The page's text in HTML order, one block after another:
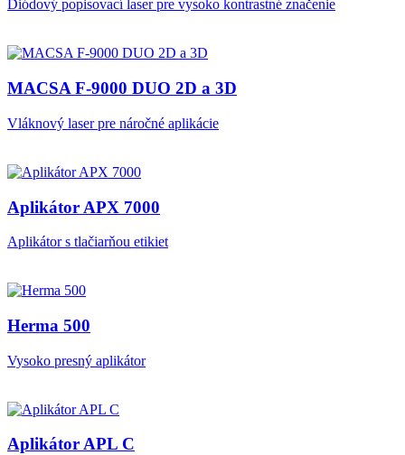
Diódový popisovací laser pre vysoko kontrastné značenie
MACSA F-9000 DUO 2D a 3D
Vláknový laser pre náročné aplikácie
Aplikátor APX 7000
Aplikátor s tlačiarňou etikiet
Herma 500
Vysoko presný aplikátor
Aplikátor APL C